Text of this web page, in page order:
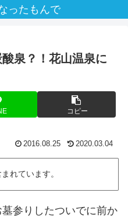
ったもんで
泉？！花山温泉に
コピー
2016.08.25 2020.03.04
れています。
参りしたついでに前か